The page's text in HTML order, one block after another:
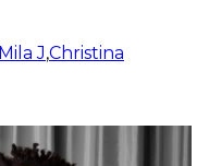
Mila J,Christina